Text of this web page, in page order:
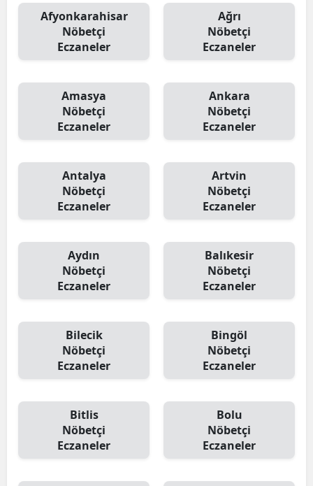
Afyonkarahisar
Nöbetçi
Eczaneler
Ağrı
Nöbetçi
Eczaneler
Amasya
Nöbetçi
Eczaneler
Ankara
Nöbetçi
Eczaneler
Antalya
Nöbetçi
Eczaneler
Artvin
Nöbetçi
Eczaneler
Aydın
Nöbetçi
Eczaneler
Balıkesir
Nöbetçi
Eczaneler
Bilecik
Nöbetçi
Eczaneler
Bingöl
Nöbetçi
Eczaneler
Bitlis
Nöbetçi
Eczaneler
Bolu
Nöbetçi
Eczaneler